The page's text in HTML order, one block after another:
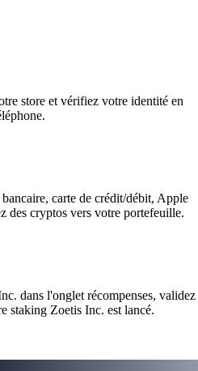
store et vérifiez votre identité en
carte de crédit/débit, Apple
des cryptos vers votre portefeuille.
dans l'onglet récompenses, validez
staking Zoetis Inc. est lancé.